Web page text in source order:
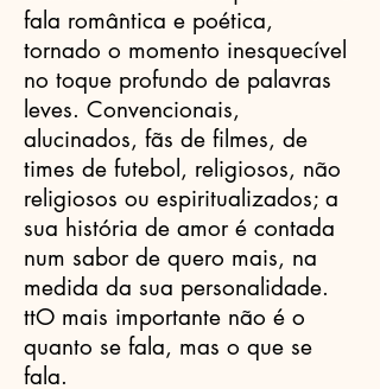
fala romântica e poética,
tornado o momento inesquecível
no toque profundo de palavras
leves. Convencionais,
alucinados, fãs de filmes, de
times de futebol, religiosos, não
religiosos ou espiritualizados; a
sua história de amor é contada
num sabor de quero mais, na
medida da sua personalidade.
ttO mais importante não é o
quanto se fala, mas o que se
fala.